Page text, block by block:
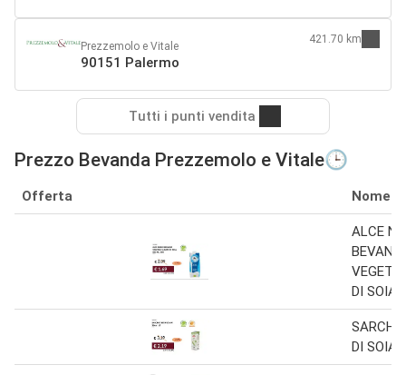
Prezzemolo e Vitale
90151 Palermo
421.70 km
Tutti i punti vendita
Prezzo Bevanda Prezzemolo e Vitale🕒
Offerta Nome
ALCE
DI SOIA
DI SOIA